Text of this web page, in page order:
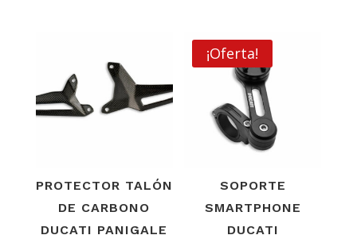
PROTECTOR TALÓN
DE CARBONO
DUCATI PANIGALE
¡Oferta!
SOPORTE
SMARTPHONE
DUCATI